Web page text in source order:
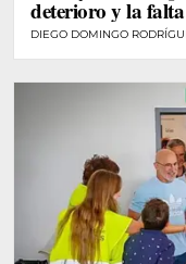
deterioro y la
DIEGO DOMINGO